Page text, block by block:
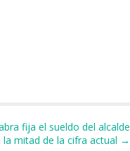
fija el sueldo del alcalde
la mitad de la cifra actual →